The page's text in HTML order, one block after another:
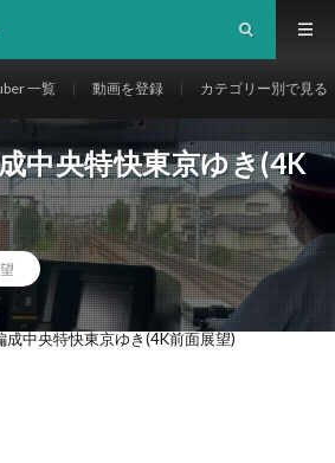
一覧 動画を登録 カテゴリー別で見る
中央特快東京ゆき(4K
中央特快東京ゆき(4K前面展望)